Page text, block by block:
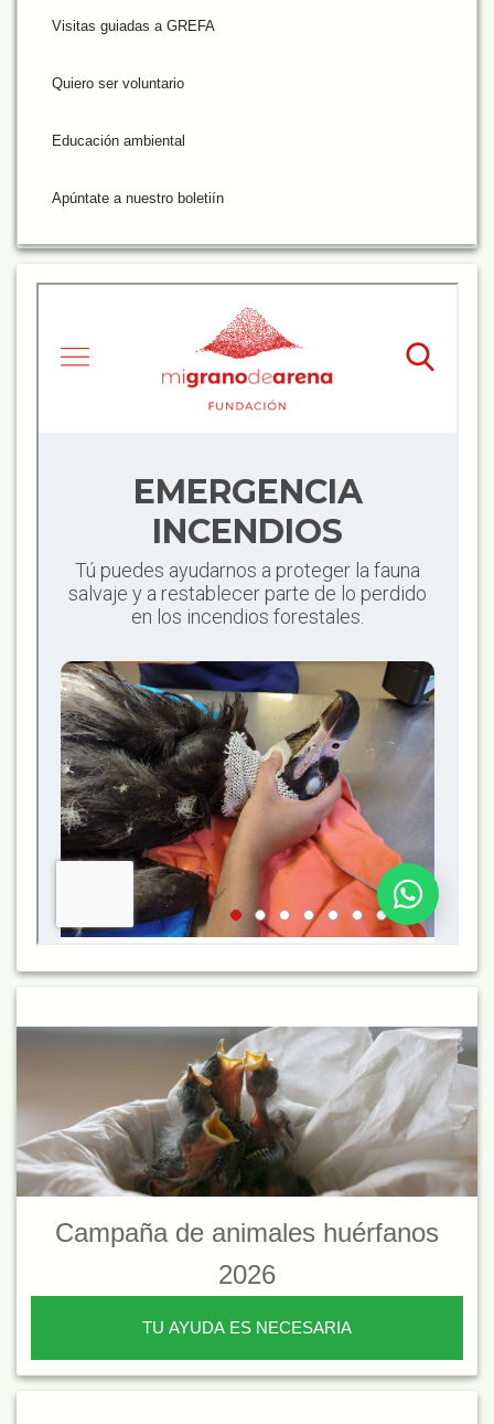
Visitas guiadas a GREFA
Quiero ser voluntario
Educación ambiental
Apúntate a nuestro boletiín
Campaña de animales huérfanos
2026
TU AYUDA ES NECESARIA